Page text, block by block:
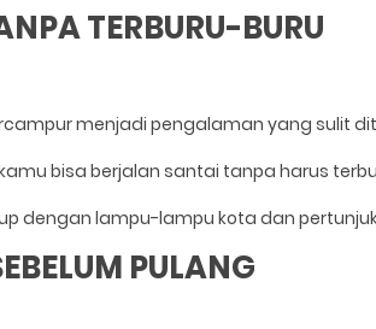
TERBURU-BURU
menjadi pengalaman yang sulit
bisa berjalan santai tanpa harus
dengan lampu-lampu kota dan
PULANG